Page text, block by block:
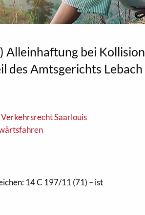
Alleinhaftung bei Kollision
des Amtsgerichts Lebach
Verkehrsrecht Saarlouis
14 C 197/11 (71) – ist